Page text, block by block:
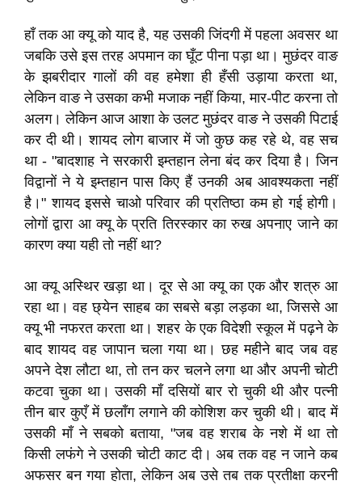
हाँ तक आ क्यू को याद है, यह उसकी जिंदगी में पहला अवसर था
जबकि उसे इस तरह अपमान का घूँट पीना पड़ा था। मुछंदर वाङ
के झबरीदार गालों की वह हमेशा ही हँसी उड़ाया करता था,
लेकिन वाङ ने उसका कभी मजाक नहीं किया, मार-पीट करना तो
अलग। लेकिन आज आशा के उलट मुछंदर वाङ ने उसकी पिटाई
कर दी थी। शायद लोग बाजार में जो कुछ कह रहे थे, वह सच
था - "बादशाह ने सरकारी इम्तहान लेना बंद कर दिया है। जिन
विद्वानों ने ये इम्तहान पास किए हैं उनकी अब आवश्यकता नहीं
है।" शायद इससे चाओ परिवार की प्रतिष्ठा कम हो गई होगी।
लोगों द्वारा आ क्यू के प्रति तिरस्कार का रुख अपनाए जाने का
कारण क्या यही तो नहीं था?
आ क्यू अस्थिर खड़ा था। दूर से आ क्यू का एक और शत्रु आ
रहा था। वह छ्येन साहब का सबसे बड़ा लड़का था, जिससे आ
क्यू भी नफरत करता था। शहर के एक विदेशी स्कूल में पढ़ने के
बाद शायद वह जापान चला गया था। छह महीने बाद जब वह
अपने देश लौटा था, तो तन कर चलने लगा था और अपनी चोटी
कटवा चुका था। उसकी माँ दसियों बार रो चुकी थी और पत्नी
तीन बार कुएँ में छलाँग लगाने की कोशिश कर चुकी थी। बाद में
उसकी माँ ने सबको बताया, "जब वह शराब के नशे में था तो
किसी लफंगे ने उसकी चोटी काट दी। अब तक वह न जाने कब
अफसर बन गया होता, लेकिन अब उसे तब तक प्रतीक्षा करनी